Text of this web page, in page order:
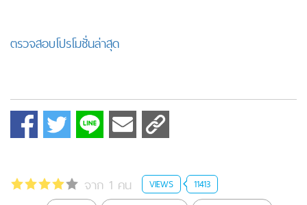
ตรวจสอบโปรโมชั่นล่าสุด
จาก 1 คน VIEWS 11413